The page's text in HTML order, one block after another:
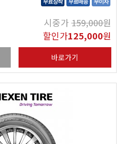
무료장착 무료배송 무이자
시중가159,000원
할인가125,000원
바로가기